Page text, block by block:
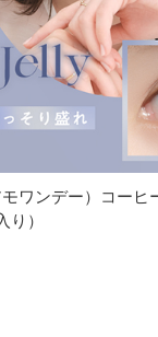
ワンデー）コーヒ
）